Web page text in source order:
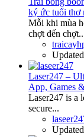
ký ức tuổi thơ
Mỗi khi mùa
chợt đến
Laser247 –
App, Games
Laser247 is a
secure...